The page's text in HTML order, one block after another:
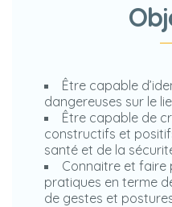
Être capable
dangereuses sur le
Être capable de
constructifs et
santé et de la
Connaitre et faire
pratiques en terme
de gestes et